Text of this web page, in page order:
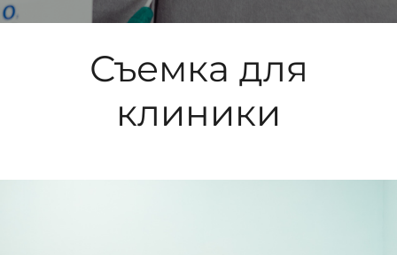
Съемка для
клиники